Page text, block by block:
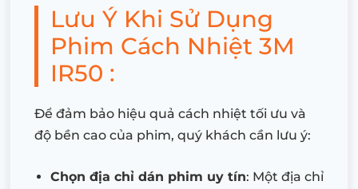
Lưu Ý Khi Sử Dụng
Phim Cách Nhiệt 3M
IR50 :
Để đảm bảo hiệu quả cách nhiệt tối ưu và
độ bền cao của phim, quý khách cần lưu ý:
Chọn địa chỉ dán phim uy tín: Một địa chỉ